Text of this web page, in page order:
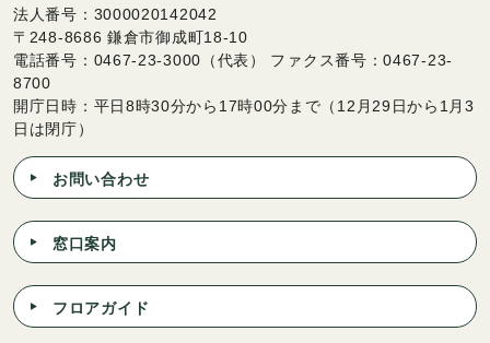
法人番号：3000020142042
〒248-8686 鎌倉市御成町18-10
電話番号：0467-23-3000（代表） ファクス番号：0467-23-
8700
開庁日時：平日8時30分から17時00分まで（12月29日から1月3
日は閉庁）
お問い合わせ
窓口案内
フロアガイド